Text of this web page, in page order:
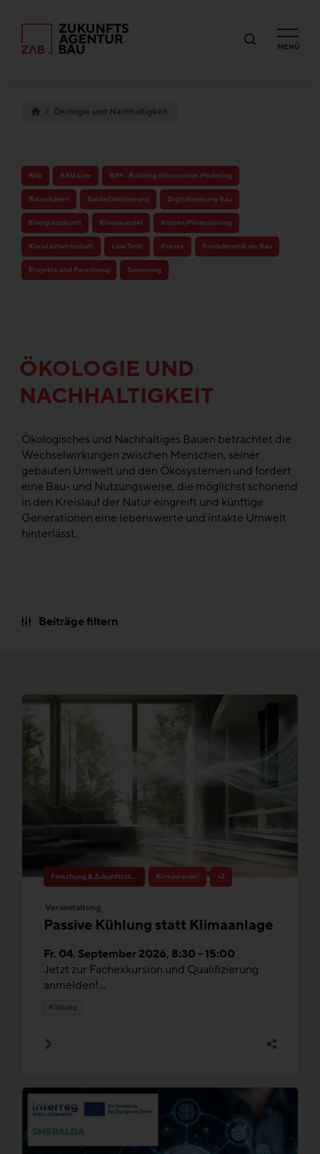
MENÜ
Ökologie und Nachhaltigkeit
Alle BAU.Live BIM - Building Information Modeling
Bauschäden Bauteilaktivierung Digitalisierung Bau
Energiezukunft Klimawandel Kosten/Finanzierung
Kreislaufwirtschaft Low Tech Presse Produktivität am Bau
Projekte und Forschung Sanierung
ÖKOLOGIE UND
NACHHALTIGKEIT
Ökologisches und Nachhaltiges Bauen betrachtet die
Wechselwirkungen zwischen Menschen, seiner
gebauten Umwelt und den Ökosystemen und fordert
eine Bau- und Nutzungsweise, die möglichst schonend
in den Kreislauf der Natur eingreift und künftige
Generationen eine lebenswerte und intakte Umwelt
hinterlässt.
Beiträge filtern
Forschung & Zukunftsthemen Klimawandel +2
Veranstaltung
Passive Kühlung statt Klimaanlage
Fr. 04. September 2026, 8:30 - 15:00
Jetzt zur Fachexkursion und Qualifizierung
anmelden!...
Kühlung